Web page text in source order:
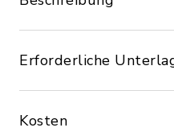
Erforderliche
Kosten